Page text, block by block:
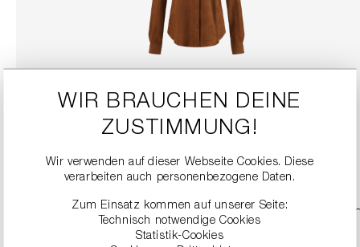
599,99 €
DETAILS
WIR BRAUCHEN DEINE
ZUSTIMMUNG!
Wir verwenden auf dieser Webseite Cookies. Diese
verarbeiten auch personenbezogene Daten.
Zum Einsatz kommen auf unserer Seite:
Technisch notwendige Cookies
Statistik-Cookies